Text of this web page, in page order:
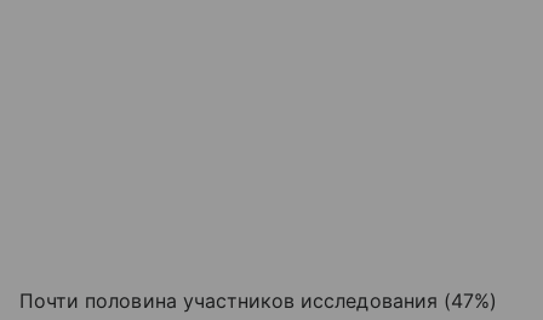
Почти половина участников исследования (47%)